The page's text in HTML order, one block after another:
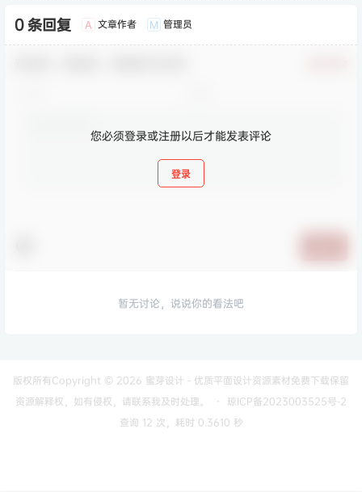
0 条回复 A 文章作者 M 管理员
您必须登录或注册以后才能发表评论
登录
暂无讨论，说说你的看法吧
版权所有Copyright © 2026 蜜芽设计 - 优质平面设计资源素材免费下载保留
资源解释权，如有侵权，请联系我及时处理。
・
琼ICP备2023003525号-2
查询 12 次，耗时 0.3610 秒